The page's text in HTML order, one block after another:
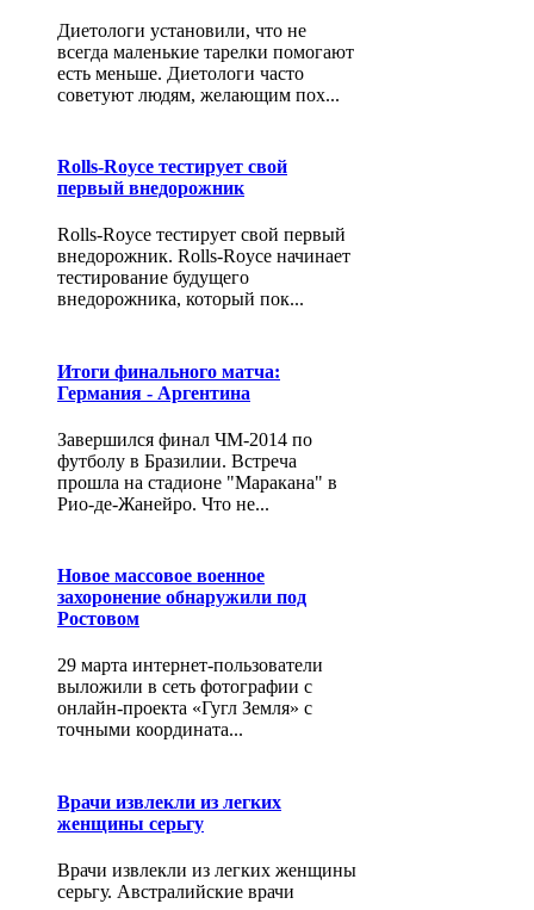
Диетологи установили, что не
всегда маленькие тарелки помогают
есть меньше. Диетологи часто
советуют людям, желающим пох...
Rolls-Royce тестирует свой
первый внедорожник
Rolls-Royce тестирует свой первый
внедорожник. Rolls-Royce начинает
тестирование будущего
внедорожника, который пок...
Итоги финального матча:
Германия - Аргентина
Завершился финал ЧМ-2014 по
футболу в Бразилии. Встреча
прошла на стадионе "Маракана" в
Рио-де-Жанейро. Что не...
Новое массовое военное
захоронение обнаружили под
Ростовом
29 марта интернет-пользователи
выложили в сеть фотографии с
онлайн-проекта «Гугл Земля» с
точными координата...
Врачи извлекли из легких
женщины серьгу
Врачи извлекли из легких женщины
серьгу. Австралийские врачи